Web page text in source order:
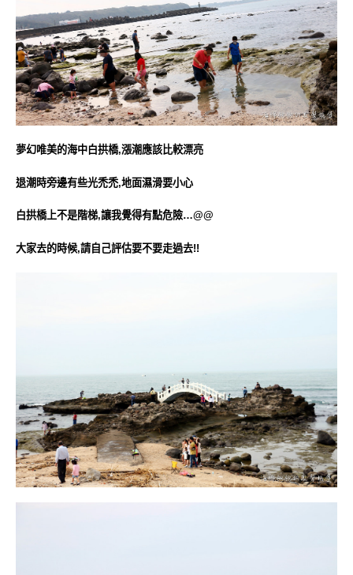
夢幻唯美的海中白拱橋,漲潮應該比較漂亮
退潮時旁邊有些光禿禿,地面濕滑要小心
白拱橋上不是階梯,讓我覺得有點危險…@@
大家去的時候,請自己評估要不要走過去!!